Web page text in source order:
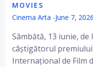
MOVIES
Cinema Arta -June 7, 2026
Sâmbătă, 13 iunie, de
câștigătorul premiului
Internațional de Film